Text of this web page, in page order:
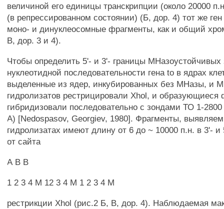
величиной его единицы транскрипции (около 20000
(в репрессированном состоянии) (Б, дор. 4) тот же
моно- и динуклеосомные фрагменты, как и общий
В, дор. 3 и 4).
Чтобы определить 5'- и 3'- границы МНазоустойчивых
нуклеотидной последовательности гена to в ядрах
выделенные из ядер, инкубированных без МНазы, и
гидролизатов рестрицировали Xhol, и образующиеся
гибридизовали последовательно с зондами ТО 1-
A) [Nedospasov, Georgiev, 1980]. Фрагменты,
гидролизатах имеют длину от 6 до ~ 10000 п.н. в 3'- и
от сайта
А В В
1 2 3 4 М 12 3 4 М 1 2 3 4 М
рестрикции Xhol (рис.2 Б, В, дор. 4). Наблюдаемая